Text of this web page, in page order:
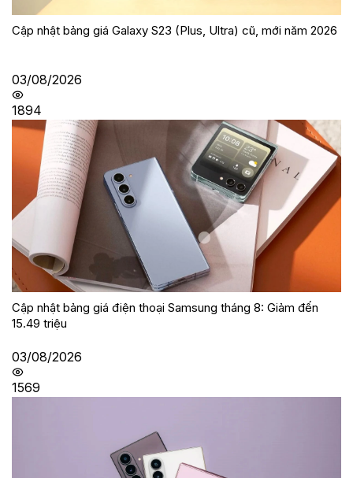
Cập nhật bảng giá Galaxy S23 (Plus, Ultra) cũ, mới năm 2026
03/08/2026
1894
Cập nhật bảng giá điện thoại Samsung tháng 8: Giảm đến
15.49 triệu
03/08/2026
1569